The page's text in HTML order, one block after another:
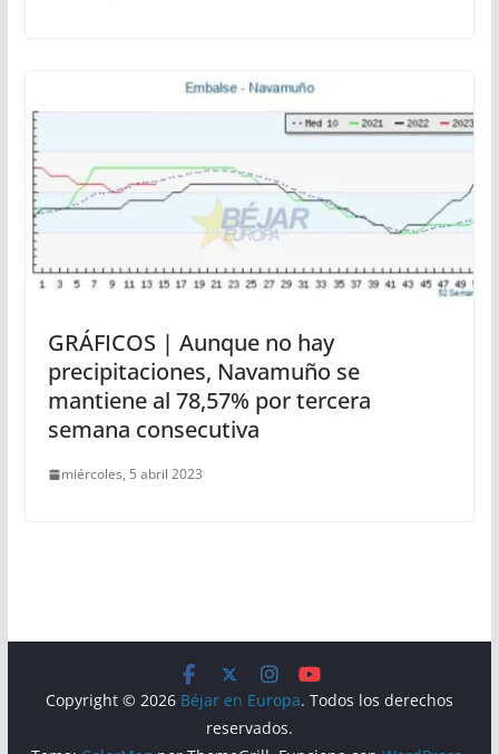
GRÁFICOS | Aunque no hay
precipitaciones, Navamuño se
mantiene al 78,57% por tercera
semana consecutiva
miércoles, 5 abril 2023
Copyright © 2026 Béjar en Europa. Todos los derechos
reservados.